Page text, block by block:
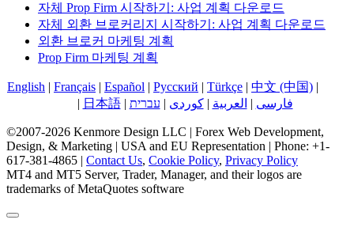
자체 Prop Firm 시작하기: 사업 계획 다운로드
자체 외환 브로커리지 시작하기: 사업 계획 다운로드
외환 브로커 마케팅 계획
Prop Firm 마케팅 계획
English | Français | Español | Русский | Türkçe | 中文 (中国) |
| 日本語| עברית | کوردی| العربية | فارسی
©2007-2026 Kenmore Design LLC | Forex Web Development,
Design, & Marketing | USA and EU Representation | Phone: +1-
617-381-4865 | Contact Us, Cookie Policy, Privacy Policy
MT4 and MT5 Server, Trader, Manager, and their logos are
trademarks of MetaQuotes software